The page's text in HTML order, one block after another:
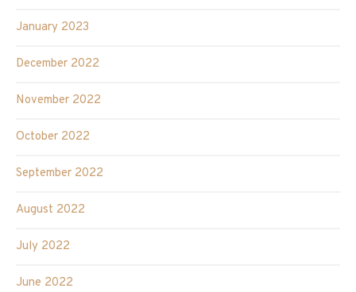
January 2023
December 2022
November 2022
October 2022
September 2022
August 2022
July 2022
June 2022